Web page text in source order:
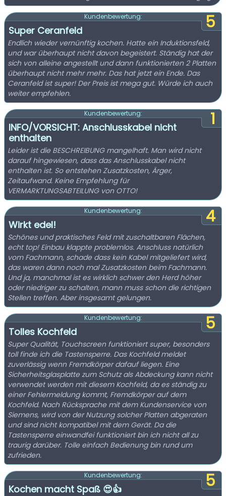
5
Kundenbewertung:
Super Ceranfeld
Endlich wieder vernünftig kochen. Hatte ein Induktionsfeld,
und war überhaupt nicht davon begeistert. Ständig hat der
sich von alleine angestellt und dann funktionierten 2 Platten
überhaupt nicht mehr mehr. Das hat jetzt ein Ende. Das
Ceranfeld ist super! Der Preis ist mega gut. Würde ich auch
weiter empfehlen.
1
Kundenbewertung:
INFO/VORSICHT: Anschlusskabel nicht
enthalten
Leider ist die BESCHREIBUNG mangelhaft. Man wird nicht
darauf hingewiesen, dass das Anschlusskabel nicht
enthalten ist. So entstehen Zusatzkosten, Ärger,
Zeitaufwand. Keine Empfehlung für
VERMARKTUNGSABTEILUNG von OTTO!
4
Kundenbewertung:
Wirkt edel!
Schönes und praktisches Feld mit zuschaltbaren Flächen,
echt top! Einbau klappte problemlos. Anschluss natürlich
vom Fachmann, schade dass kein Kabel mitgeliefert wird,
das waren dann noch mal Zusatzkosten beim Fachmann.
Und ja, manchmal ist es wirklich schwer den Herd höher
oder niedriger zu schalten, mann muss schon die richtigen
Stellen treffen. Aber insgesamt gelungen.
5
Kundenbewertung:
Tolles Kochfeld
Super Qualität, Touchscreen funktioniert super, besonders
toll finde ich die Tastensperre. Das Kochfeld meldet
zuverlässig wenn Fremdkörper dafauf liegen. Eine
Sicherheitsglasplatte zum Schutz als Abdeckung kann nicht
verwendet werden mit diesem Kochfeld, da es ständig zu
einer Fehlermeldung kommt, Fremdkörper auf dem
Kochfeld. Nach Rücksprache mit dem Kundenservice von
Siemens, wird von der Nutzung solcher Platten abgeraten
und sind nicht kompatibel mit dem Gerät. Da die
Tastensperre einwandfei funktioniert bin ich nicht all zu
traurig darüber. Tolle einfach Bedienung bin rund um
zufrieden.
5
Kundenbewertung:
Kochen macht Spaß 😍👍